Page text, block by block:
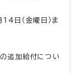
日（金曜日）ま
追加給付につい